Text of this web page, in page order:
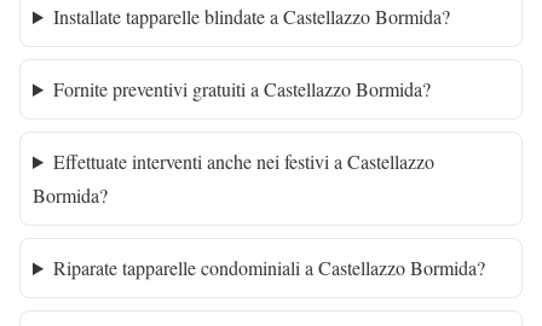
Installate tapparelle blindate a Castellazzo Bormida?
Fornite preventivi gratuiti a Castellazzo Bormida?
Effettuate interventi anche nei festivi a Castellazzo
Bormida?
Riparate tapparelle condominiali a Castellazzo Bormida?